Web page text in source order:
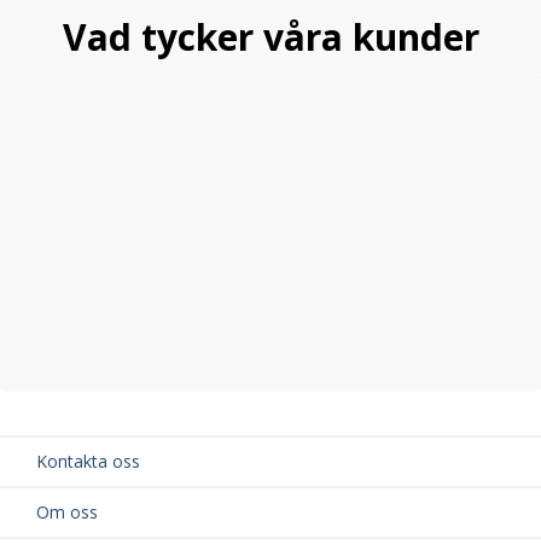
Vad tycker våra kunder
Kontakta oss
Om oss